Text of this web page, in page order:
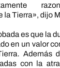
la Tierra», dijo
es que la
en un valor
Además
con la